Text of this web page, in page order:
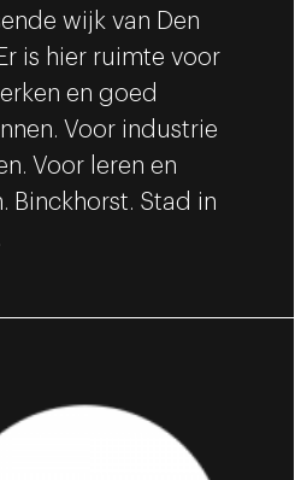
wijk van Den
is hier ruimte voor
en goed
Voor industrie
Voor leren en
Binckhorst. Stad in